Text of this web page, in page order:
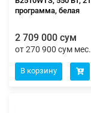
программа, белая
2 709 000 сум
от 270 900 сум мес.
В корзину